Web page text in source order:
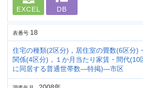
EXCEL DB
表番号 18
住宅の種類(2区分)，居住室の畳数(6区分)
関係(4区分)，１か月当たり家賃・間代(10
に同居する普通世帯数―特掲)―市区